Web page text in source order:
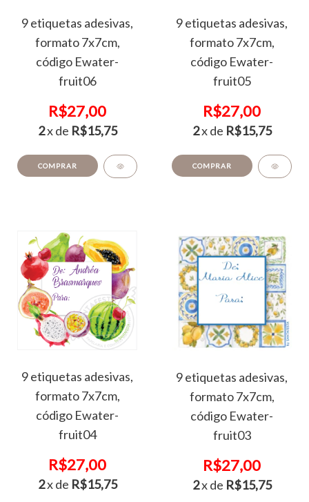
9 etiquetas adesivas,
formato 7x7cm,
código Ewater-
fruit06
R$27,00
2x de R$15,75
COMPRAR
9 etiquetas adesivas,
formato 7x7cm,
código Ewater-
fruit05
R$27,00
2x de R$15,75
COMPRAR
9 etiquetas adesivas,
formato 7x7cm,
código Ewater-
fruit04
R$27,00
2x de R$15,75
9 etiquetas adesivas,
formato 7x7cm,
código Ewater-
fruit03
R$27,00
2x de R$15,75